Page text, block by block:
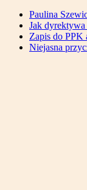
Paulina
Jak
Zapis do PPK
Niejasna